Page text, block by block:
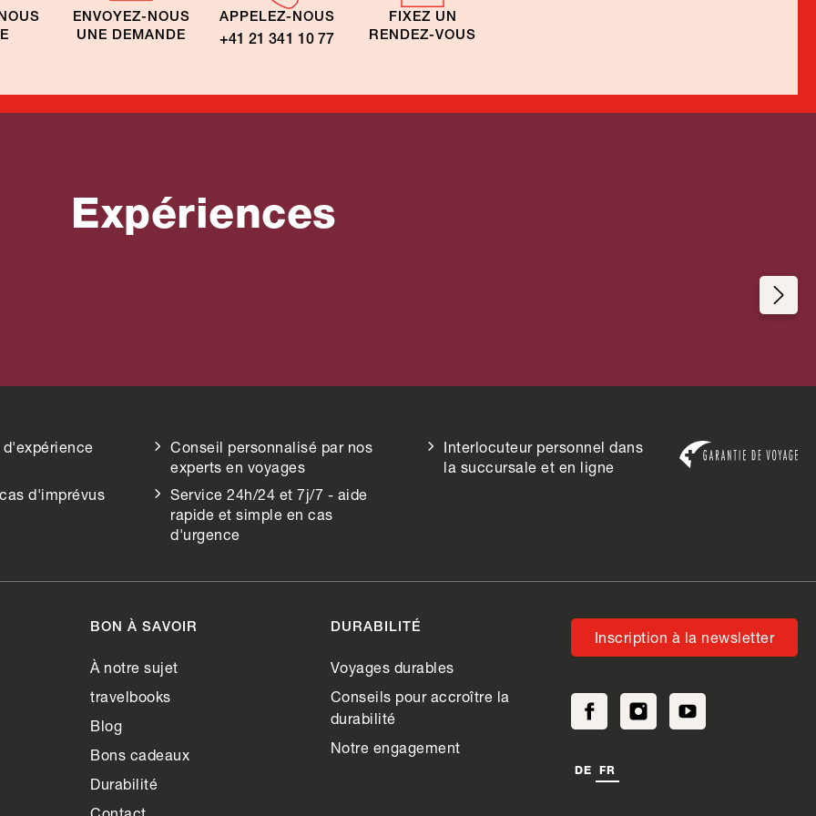
ENVOYEZ-NOUS
UNE DEMANDE
APPELEZ-NOUS
+41 21 341 10 77
FIXEZ UN
RENDEZ-VOUS
Expériences
d'expérience
Conseil personnalisé par nos
experts en voyages
Interlocuteur personnel dans
la succursale et en ligne
d'imprévus
Service 24h/24 et 7j/7 - aide
rapide et simple en cas
d'urgence
BON À SAVOIR
À notre sujet
travelbooks
Blog
Bons cadeaux
Durabilité
Contact
DURABILITÉ
Voyages durables
Conseils pour accroître la
durabilité
Notre engagement
Inscription à la newsletter
DE FR